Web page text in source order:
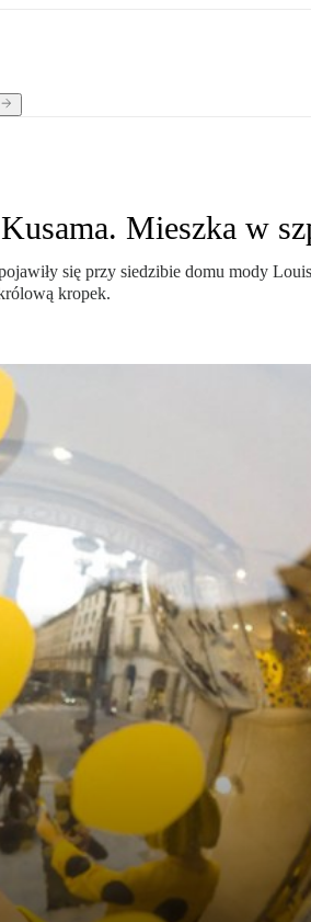
Mieszka w
się przy siedzibie domu mody
kropek.